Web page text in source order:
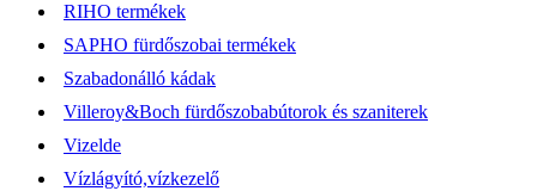
RIHO termékek
SAPHO fürdőszobai termékek
Szabadonálló kádak
Villeroy&Boch fürdőszobabútorok és szaniterek
Vizelde
Vízlágyító,vízkezelő